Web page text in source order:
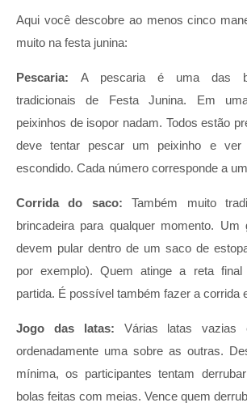
Aqui você descobre ao menos cinco
muito na festa junina:
Pescaria: A pescaria é uma das
tradicionais de Festa Junina. Em
peixinhos de isopor nadam. Todos estão
deve tentar pescar um peixinho e ver
escondido. Cada número corresponde a
Corrida do saco: Também muito
brincadeira para qualquer momento. Um
devem pular dentro de um saco de
por exemplo). Quem atinge a reta
partida. É possível também fazer a corrida
Jogo das latas: Várias latas vazias
ordenadamente uma sobre as outras.
mínima, os participantes tentam
bolas feitas com meias. Vence quem